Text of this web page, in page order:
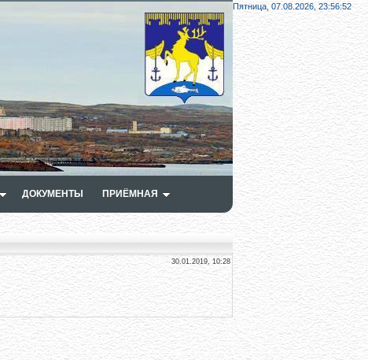
Пятница, 07.08.2026,23:56:53
ДОКУМЕНТЫ ПРИЁМНАЯ
30.01.2019, 10:28